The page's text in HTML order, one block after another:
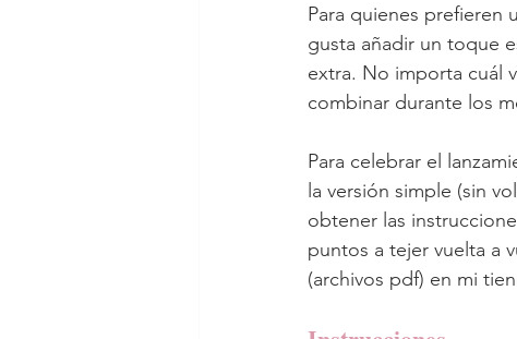
Para quienes prefieren
gusta añadir un toque
extra. No importa cuál
combinar durante los
Para celebrar el
la versión simple (sin
obtener las
puntos a tejer vuelta a
(archivos pdf) en mi